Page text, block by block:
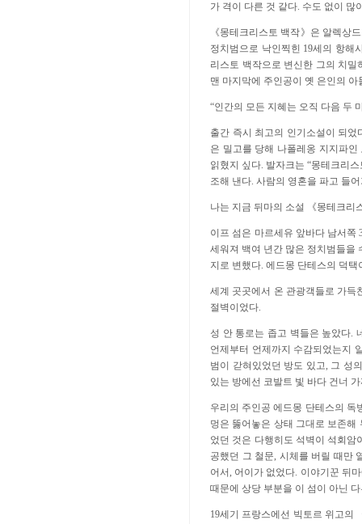
가 격이 다른 것 같다. 수도 없이 많
《몽테크리스토 백작》은 알렉상
정치범으로 낙인찍힌 19세의 항해
리스토 백작으로 변신한 그의 치
맨 마지막에 주인공이 옛 은인의
“인간의 모든 지혜는 오직 다음 두
출간 즉시 최고의 인기소설이 되
은 밀고를 당해 나폴레옹 지지파
읽혔지 싶다. 발자크는 “몽테크리
조해 낸다. 사람의 영혼을 파고 들
나는 지금 뒤마의 소설 《몽테크리
이프 섬은 마르세유 앞바다 남서쪽
세워져 백여 년간 많은 정치범들을
지로 변했다. 에드몽 단테스의 덕택
세계 곳곳에서 온 관광객들로 가득
절벽이었다.
성 안 통로는 좁고 벽들은 높았다.
언제부터 언제까지 수감되었는지
범이 갇혀있었던 방도 있고, 그 성
있는 방에선 코발트 빛 바다 건너
우리의 주인공 에드몽 단테스의 독
멍은 뚫어놓은 상태 그대로 보존
었던 것은 다행히도 석벽이 석회암
공했던 그 철문, 시체를 버릴 때만
어서, 어이가 없었다. 이야기꾼 뒤
때문에 상당 부분을 이 섬이 아닌
19세기 프랑스에선 빅토르 위고의